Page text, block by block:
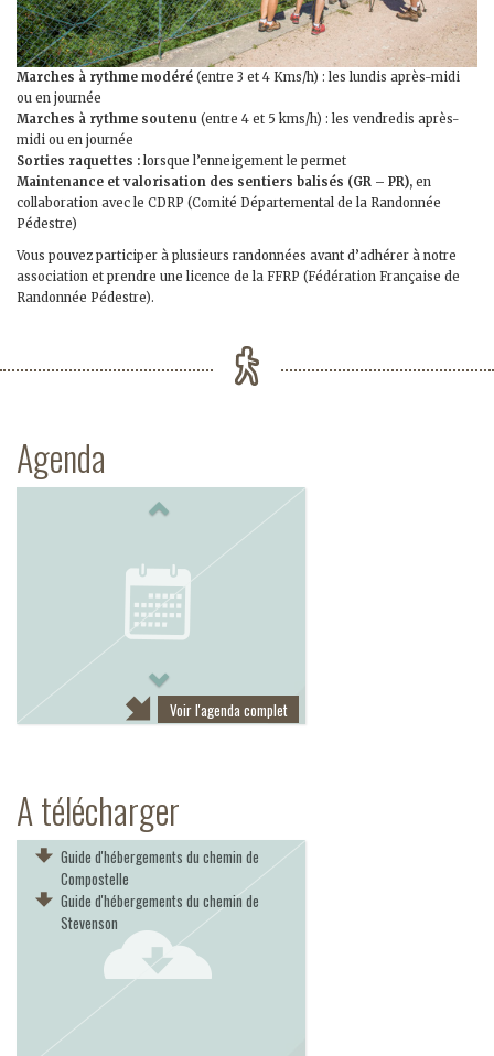
Marches à rythme modéré (entre 3 et 4 Kms/h) : les lundis après-midi
ou en journée
Marches à rythme soutenu (entre 4 et 5 kms/h) : les vendredis après-
midi ou en journée
Sorties raquettes : lorsque l’enneigement le permet
Maintenance et valorisation des sentiers balisés (GR – PR), en
collaboration avec le CDRP (Comité Départemental de la Randonnée
Pédestre)
Vous pouvez participer à plusieurs randonnées avant d’adhérer à notre
association et prendre une licence de la FFRP (Fédération Française de
Randonnée Pédestre).
Agenda
Voir l'agenda complet
A télécharger
Guide d'hébergements du chemin de
Compostelle
Guide d'hébergements du chemin de
Stevenson